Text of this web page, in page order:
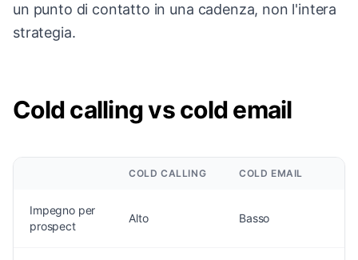
un punto di contatto in una cadenza, non l'intera
strategia.
Cold calling vs cold email
COLD CALLING COLD EMAIL
Impegno per
prospect
Alto Basso